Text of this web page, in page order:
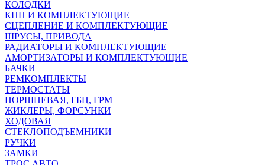
КОЛОДКИ
КПП И КОМПЛЕКТУЮЩИЕ
СЦЕПЛЕНИЕ И КОМПЛЕКТУЮЩИЕ
ШРУСЫ, ПРИВОДА
РАДИАТОРЫ И КОМПЛЕКТУЮЩИЕ
АМОРТИЗАТОРЫ И КОМПЛЕКТУЮЩИЕ
БАЧКИ
РЕМКОМПЛЕКТЫ
ТЕРМОСТАТЫ
ПОРШНЕВАЯ, ГБЦ, ГРМ
ЖИКЛЕРЫ, ФОРСУНКИ
ХОДОВАЯ
СТЕКЛОПОДЪЕМНИКИ
РУЧКИ
ЗАМКИ